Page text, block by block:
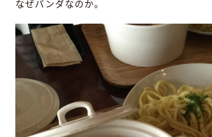
なぜパンダなのか。